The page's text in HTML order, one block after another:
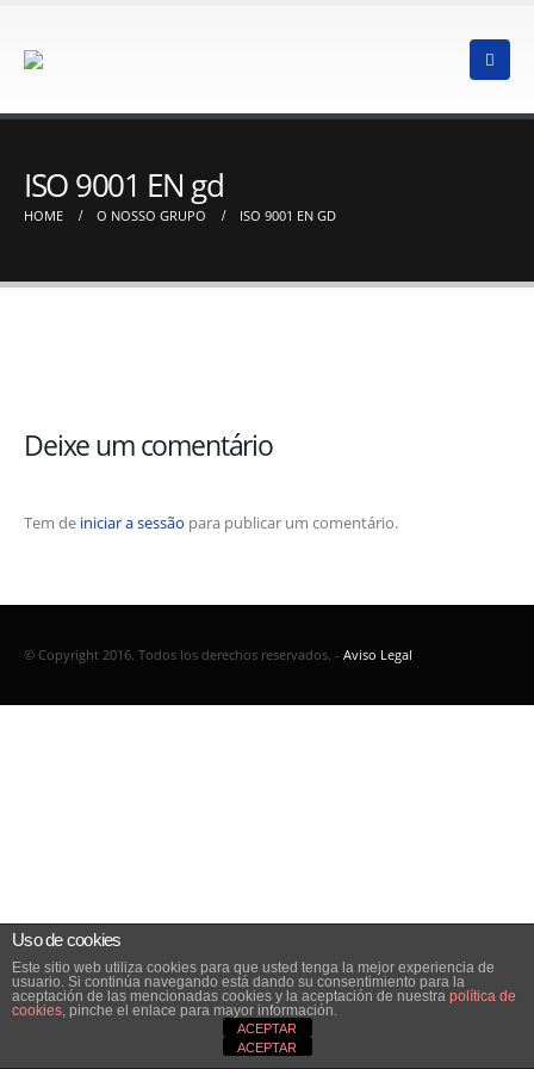
ISO 9001 EN gd
HOME O NOSSO GRUPO ISO 9001 EN GD
Deixe um comentário
Tem de iniciar a sessão para publicar um comentário.
© Copyright 2016. Todos los derechos reservados. - Aviso Legal
Uso de cookies
Este sitio web utiliza cookies para que usted tenga la mejor experiencia de
usuario. Si continúa navegando está dando su consentimiento para la
aceptación de las mencionadas cookies y la aceptación de nuestra política de
cookies, pinche el enlace para mayor información.
ACEPTAR
ACEPTAR